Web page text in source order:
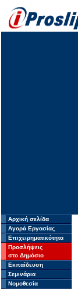
Αρχική σελίδα
Αγορά Εργασίας
Επιχειρηματικότητα
Προσλήψεις
στο Δημόσιο
Εκπαίδευση
Σεμινάρια
Νομοθεσία